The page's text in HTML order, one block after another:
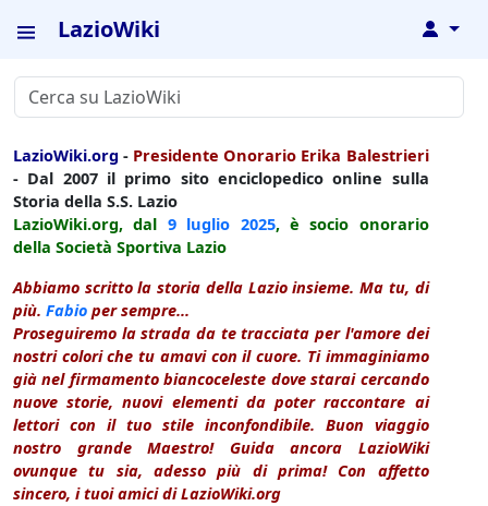
LazioWiki ↓
LazioWiki.org - Presidente Onorario Erika Balestrieri
- Dal 2007 il primo sito enciclopedico online sulla
Storia della S.S. Lazio
LazioWiki.org, dal 9 luglio 2025, è socio onorario
della Società Sportiva Lazio
Abbiamo scritto la storia della Lazio insieme. Ma tu, di
più. Fabio per sempre...
Proseguiremo la strada da te tracciata per l'amore dei
nostri colori che tu amavi con il cuore. Ti immaginiamo
già nel firmamento biancoceleste dove starai cercando
nuove storie, nuovi elementi da poter raccontare ai
lettori con il tuo stile inconfondibile. Buon viaggio
nostro grande Maestro! Guida ancora LazioWiki
ovunque tu sia, adesso più di prima! Con affetto
sincero, i tuoi amici di LazioWiki.org